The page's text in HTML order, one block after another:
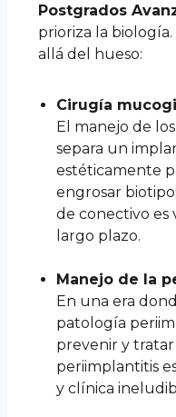
Postgrados
prioriza la biología.
allá del hueso:
Cirugía
El manejo de
separa un
estéticamente
engrosar
de conectivo es
largo plazo.
Manejo de la
En una era
patología
prevenir y tratar
periimplantitis
y clínica